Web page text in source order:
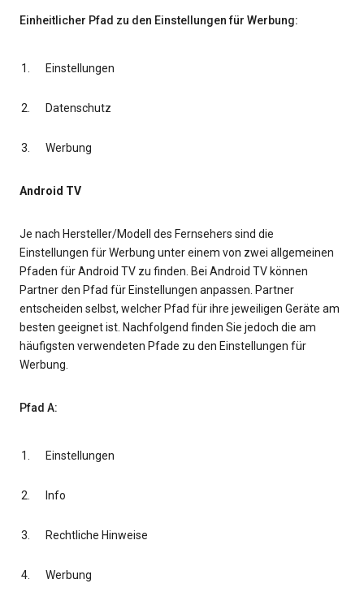
Einheitlicher Pfad zu den Einstellungen für Werbung:
Einstellungen
Datenschutz
Werbung
Android TV
Je nach Hersteller/Modell des Fernsehers sind die
Einstellungen für Werbung unter einem von zwei allgemeinen
Pfaden für Android TV zu finden. Bei Android TV können
Partner den Pfad für Einstellungen anpassen. Partner
entscheiden selbst, welcher Pfad für ihre jeweiligen Geräte am
besten geeignet ist. Nachfolgend finden Sie jedoch die am
häufigsten verwendeten Pfade zu den Einstellungen für
Werbung.
Pfad A:
Einstellungen
Info
Rechtliche Hinweise
Werbung